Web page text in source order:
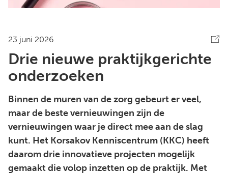
23 juni 2026
Drie nieuwe praktijkgerichte
onderzoeken
Binnen de muren van de zorg gebeurt er veel,
maar de beste vernieuwingen zijn de
vernieuwingen waar je direct mee aan de slag
kunt. Het Korsakov Kenniscentrum (KKC) heeft
daarom drie innovatieve projecten mogelijk
gemaakt die volop inzetten op de praktijk. Met